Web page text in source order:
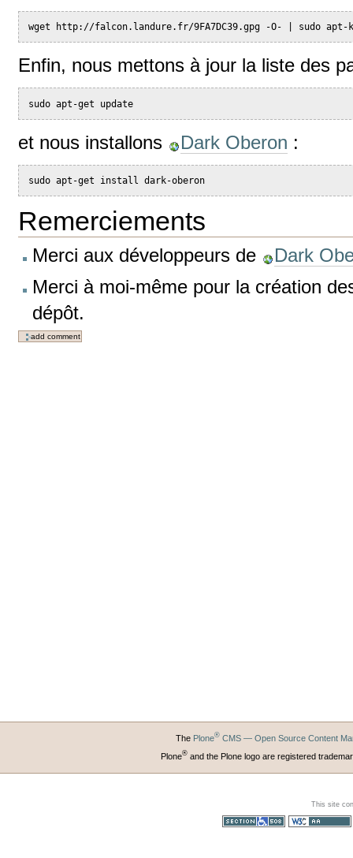
wget http://falcon.landure.fr/9FA7DC39.gpg -O- | sudo apt-
Enfin, nous mettons à jour la liste des
sudo apt-get update
et nous installons Dark Oberon :
sudo apt-get install dark-oberon
Remerciements
Merci aux développeurs de
Dark
Merci à moi-même pour la création
dépôt.
The Plone®CMS — Open Source Content
Plone®and the Plone logo are registered
This site